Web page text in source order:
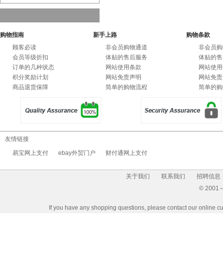
购物指南
顾客必读
会员等级折扣
订单的几种状态
积分奖励计划
商品退货保障
新手上路
非会员购物通道
体贴的售后服务
网站使用条款
网站免责声明
简单的购物流程
购物条款
非会员
体贴的
网站使
网站免
简单的
友情链接
易宝网上支付
ebay外贸门户 财付通网上支付
关于我们 联系我们
招聘信息
© 2001
If you have any shopping questions, please contact our online